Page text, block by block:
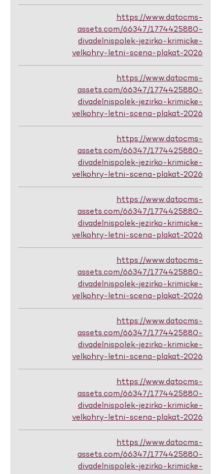
https://www.datocms-
assets.com/66347/1774425880-
divadelnispolek-jezirko-krimicke-
velkohry-letni-scena-plakat-2026
https://www.datocms-
assets.com/66347/1774425880-
divadelnispolek-jezirko-krimicke-
velkohry-letni-scena-plakat-2026
https://www.datocms-
assets.com/66347/1774425880-
divadelnispolek-jezirko-krimicke-
velkohry-letni-scena-plakat-2026
https://www.datocms-
assets.com/66347/1774425880-
divadelnispolek-jezirko-krimicke-
velkohry-letni-scena-plakat-2026
https://www.datocms-
assets.com/66347/1774425880-
divadelnispolek-jezirko-krimicke-
velkohry-letni-scena-plakat-2026
https://www.datocms-
assets.com/66347/1774425880-
divadelnispolek-jezirko-krimicke-
velkohry-letni-scena-plakat-2026
https://www.datocms-
assets.com/66347/1774425880-
divadelnispolek-jezirko-krimicke-
velkohry-letni-scena-plakat-2026
https://www.datocms-
assets.com/66347/1774425880-
divadelnispolek-jezirko-krimicke-